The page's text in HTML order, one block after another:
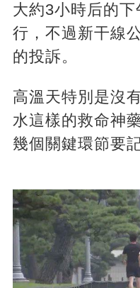
大約3小時后的
行，不過新干線
的投訴。
高溫天特別是沒
水這樣的救命神
幾個關鍵環節要記